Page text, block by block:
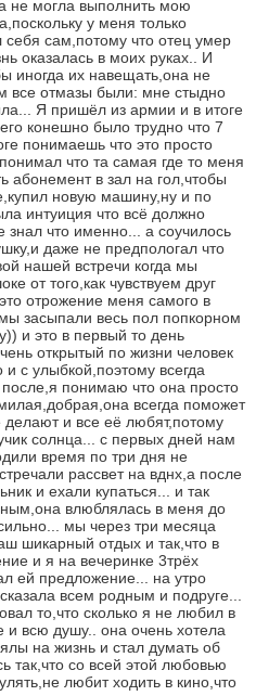
не могла выполнить мою
у меня только
сам,потому что отец умер
оказалась в моих руках.. И
иногда их навещать,она не
все отмазы были: мне стыдно
Я пришёл из армии и в итоге
конешно было трудно что 7
понимаешь что это просто
что та самая где то меня
абонемент в зал на гол,чтобы
новую машину,ну и по
интуиция что всё должно
знал что именно... а соучилось
даже не предпологал что
нашей встречи когда мы
от того,как чувствуем друг
отрожение меня самого в
засыпали весь пол попкорном
и это в первый то день
открытый по жизни человек
с улыбкой,поэтому всегда
понимаю что она просто
всегда поможет
делают и все её любят,потому
солнца... с первых дней нам
время по три дня не
рассвет на вднх,а после
и ехали купаться... и так
влюблялась в меня до
мы через три месяца
шикарный отдых и так,что в
и я на вечеринке 3трёх
ей предложение... на утро
всем родным и подруге...
то,что сколько я не любил в
и всю душу.. она очень хотела
на жизнь и стал думать об
так,что со всей этой любовью
любит ходить в кино,что